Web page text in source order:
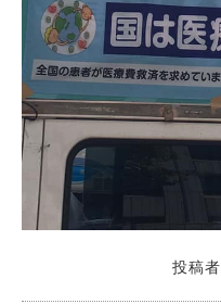
投稿者